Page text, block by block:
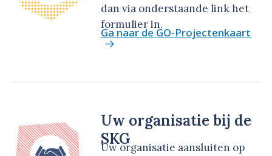
dan via onderstaande link het
formulier in.
Ga naar de GO-Projectenkaart
Uw organisatie bij de
SKG
Uw organisatie aansluiten op